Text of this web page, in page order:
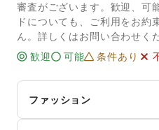
審査がございます。歓迎、可
ドについても、ご利用をお約
ん。詳しくはお問い合わせく
歓迎
可能 条件あり
ファッション